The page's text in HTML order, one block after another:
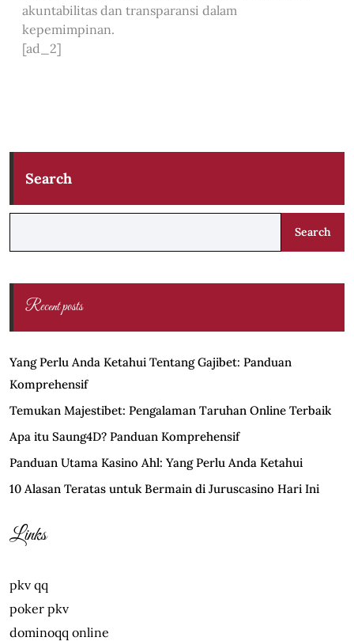
akuntabilitas dan transparansi dalam
kepemimpinan.
[ad_2]
Search
Search
Recent posts
Yang Perlu Anda Ketahui Tentang Gajibet: Panduan
Komprehensif
Temukan Majestibet: Pengalaman Taruhan Online Terbaik
Apa itu Saung4D? Panduan Komprehensif
Panduan Utama Kasino Ahl: Yang Perlu Anda Ketahui
10 Alasan Teratas untuk Bermain di Juruscasino Hari Ini
Links
pkv qq
poker pkv
dominoqq online